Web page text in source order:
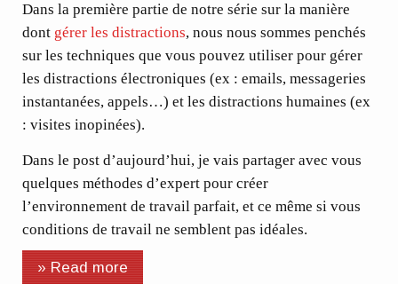
Dans la première partie de notre série sur la manière
dont gérer les distractions, nous nous sommes penchés
sur les techniques que vous pouvez utiliser pour gérer
les distractions électroniques (ex : emails, messageries
instantanées, appels…) et les distractions humaines (ex
: visites inopinées).
Dans le post d’aujourd’hui, je vais partager avec vous
quelques méthodes d’expert pour créer
l’environnement de travail parfait, et ce même si vous
conditions de travail ne semblent pas idéales.
» Read more